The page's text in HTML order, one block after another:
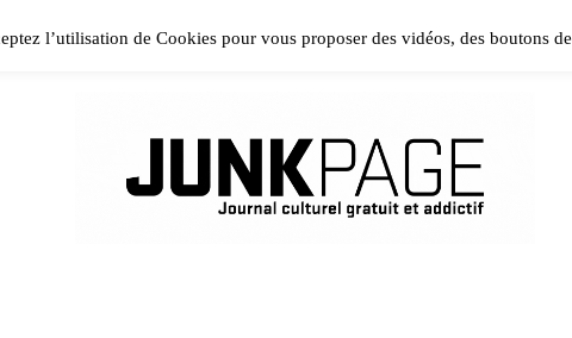
Please install and activate Powerkit plugin from Appearance →
l’utilisation de Cookies pour vous proposer des vidéos, des boutons